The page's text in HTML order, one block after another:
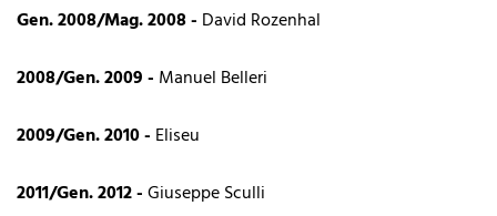
Gen. 2008/Mag. 2008 - David Rozenhal
2008/Gen. 2009 - Manuel Belleri
2009/Gen. 2010 - Eliseu
2011/Gen. 2012 -Giuseppe Sculli